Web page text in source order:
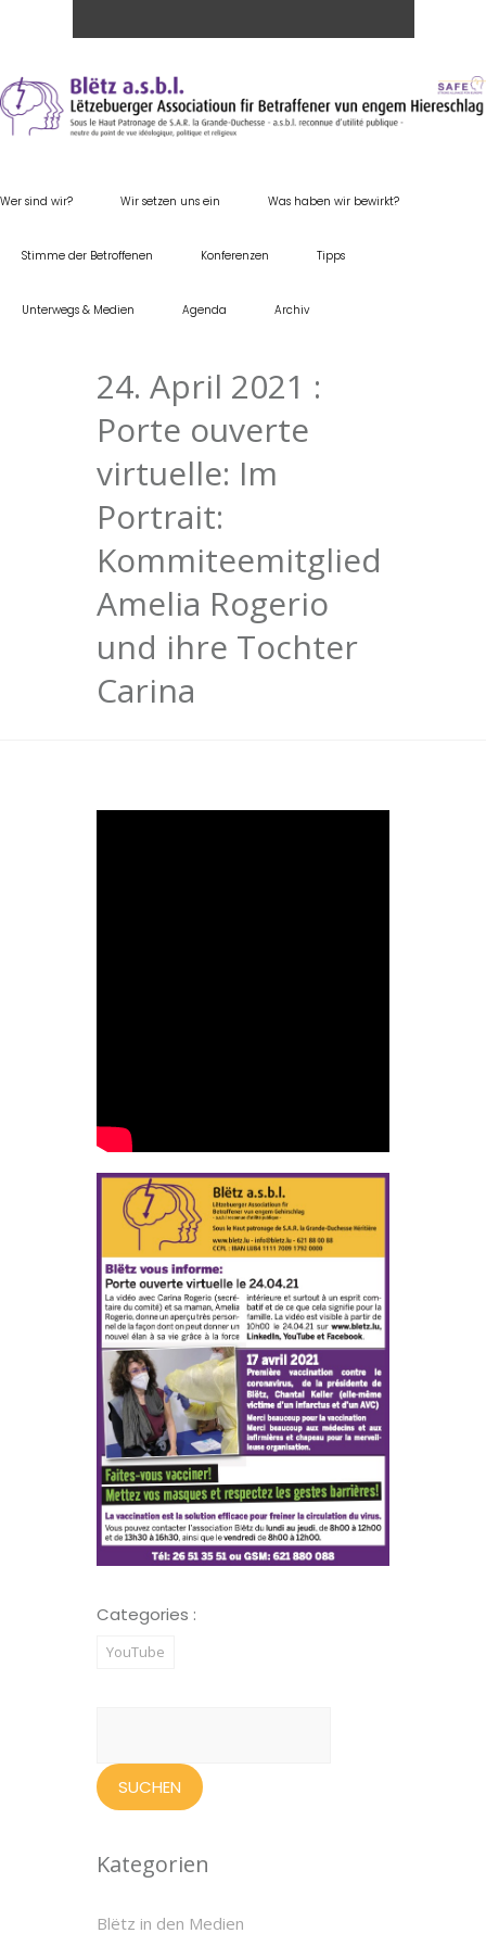
Wer sind wir? Wir setzen uns ein Was haben wir bewirkt?
Stimme der Betroffenen Konferenzen Tipps
Unterwegs & Medien Agenda Archiv
24. April 2021 :
Porte ouverte
virtuelle: Im
Portrait:
Kommiteemitglied
Amelia Rogerio
und ihre Tochter
Carina
Categories :
YouTube
Kategorien
Blëtz in den Medien